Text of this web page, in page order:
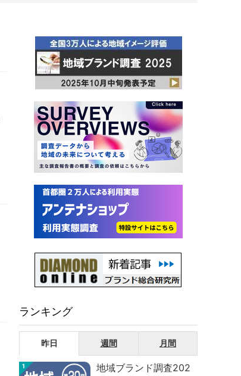
ランキング
昨日 週間 月間
1
地域ブランド調査202